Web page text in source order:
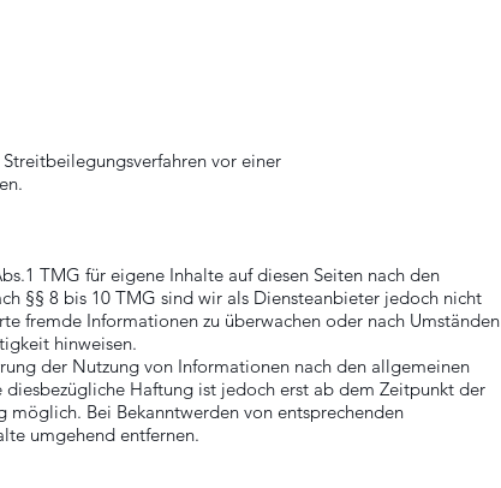
vor einer
TMG für eigene Inhalte auf diesen Seiten nach den
§§ 8 bis 10 TMG sind wir als Diensteanbieter jedoch nicht
fremde Informationen zu überwachen oder nach Umständen
hinweisen.
der Nutzung von Informationen nach den allgemeinen
Haftung ist jedoch erst ab dem Zeitpunkt der
möglich. Bei Bekanntwerden von entsprechenden
umgehend entfernen.